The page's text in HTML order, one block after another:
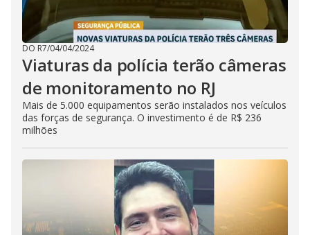
DO R7/04/04/2024
Viaturas da polícia terão câmeras
de monitoramento no RJ
Mais de 5.000 equipamentos serão instalados nos veículos
das forças de segurança. O investimento é de R$ 236
milhões